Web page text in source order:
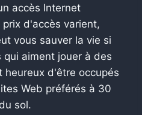
accès Internet
d'accès varient,
vous sauver la vie si
aiment jouer à des
heureux d'être occupés
Web préférés à 30
sol.